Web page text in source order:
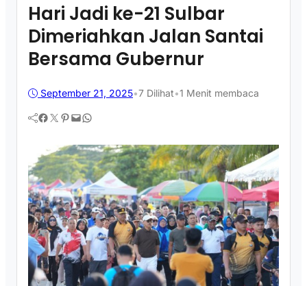
Hari Jadi ke-21 Sulbar
Dimeriahkan Jalan Santai
Bersama Gubernur
September 21, 2025•7 Dilihat•1 Menit membaca
Facebook Twitter Pinterest Mail WhatsApp